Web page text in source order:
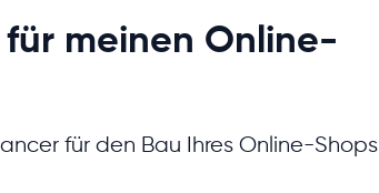
meinen Online-
für den Bau Ihres Online-Shops